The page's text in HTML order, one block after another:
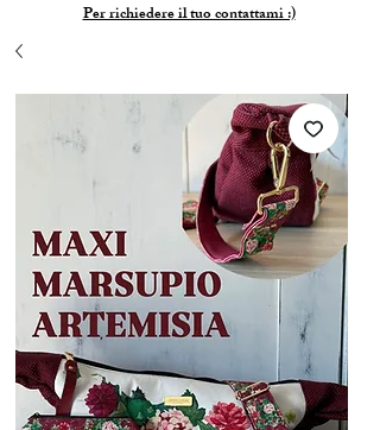
Per richiedere il tuo contattami :)